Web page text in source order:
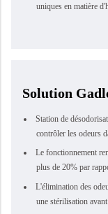
uniques en matière
Solution
Station de
contrôler les odeurs
Le fonctionnement
plus de 20% par
L'élimination des
une stérilisation avant